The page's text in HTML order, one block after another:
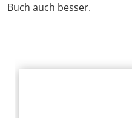
Buch auch besser.